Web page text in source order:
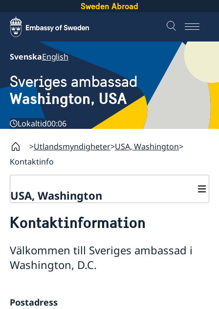
Sweden Abroad
SvenskaEnglish
Sveriges ambassad
Washington, USA
Lokaltid00:06
Utlandsmyndigheter USA, Washington
Kontaktinfo
USA, Washington
Om oss
Praktiktjänstgöring
Dataskyddspolicy (GDPR)
Vi är en resurs för svenska företag
Team Sweden
Anmäl handelshinder
Främjarverksamhet
Aktuellt
Besök till Vita huset
Kontaktinformation
Välkommen till Sveriges ambassad i
Washington, D.C.
Postadress